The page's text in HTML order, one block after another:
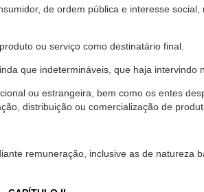
de ordem pública e interesse
ou serviço como destinatário final.
que indetermináveis, que haja intervindo
ou estrangeira, bem como os entes
distribuição ou comercialização de
remuneração, inclusive as de natureza